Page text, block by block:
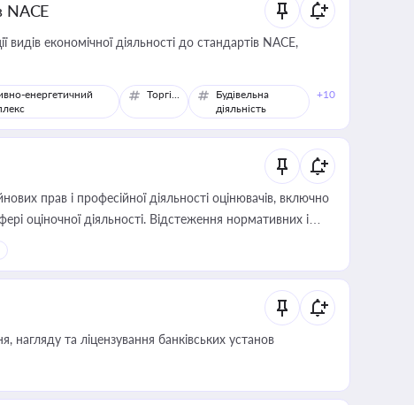
NACE
економічної діяльності до стандартів NACE,
енергетичний
Торгівля
Будівельна
діяльність
+10
прав і професійної діяльності оцінювачів, включно
оціночної діяльності. Відстеження нормативних і
або бухгалтера під час оподаткування,
статусу суб'єктів оціночної діяльності
нагляду та ліцензування банківських установ